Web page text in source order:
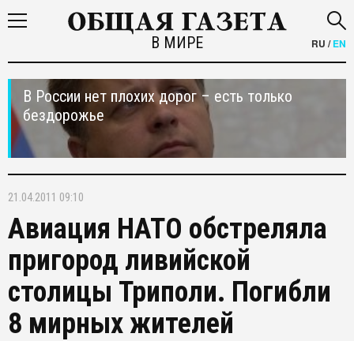
В МИРЕ RU /EN
В России нет плохих дорог – есть только
бездорожье
21.04.2011 09:10
Авиация НАТО обстреляла
пригород ливийской
столицы Триполи. Погибли
8 мирных жителей